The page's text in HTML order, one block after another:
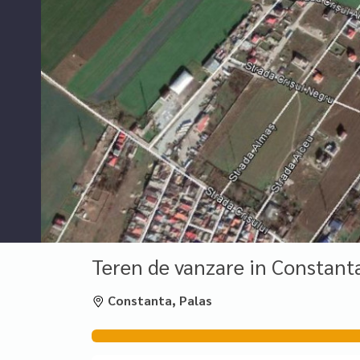
Teren de vanzare in
Constanta, Palas